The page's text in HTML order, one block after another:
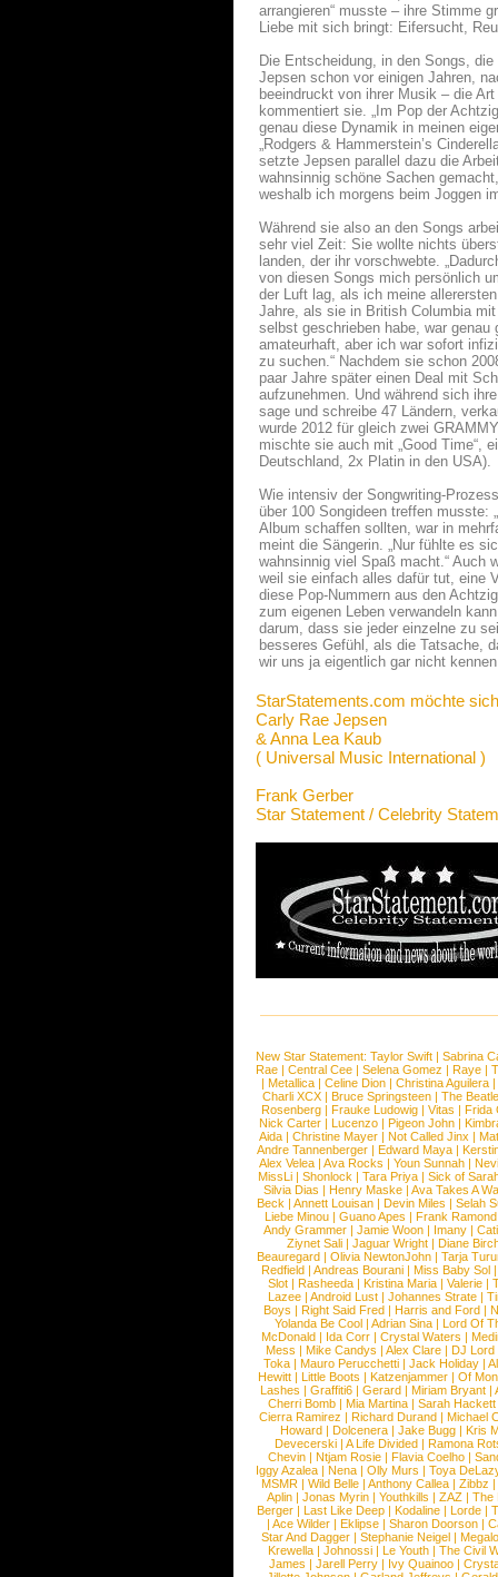
arrangieren“ musste – ihre Stimme
Liebe mit sich bringt: Eifersucht,
Die Entscheidung, in den Songs,
Jepsen schon vor einigen Jahren,
beeindruckt von ihrer Musik – die
kommentiert sie. „Im Pop der
genau diese Dynamik in meinen
„Rodgers & Hammerstein’s
setzte Jepsen parallel dazu die
wahnsinnig schöne Sachen
weshalb ich morgens beim Joggen
Während sie also an den Songs
sehr viel Zeit: Sie wollte nichts
landen, der ihr vorschwebte.
von diesen Songs mich persönlich
der Luft lag, als ich meine
Jahre, als sie in British Columbia
selbst geschrieben habe, war
amateurhaft, aber ich war sofort
zu suchen.“ Nachdem sie schon
paar Jahre später einen Deal mit
aufzunehmen. Und während sich
sage und schreibe 47 Ländern,
wurde 2012 für gleich zwei
mischte sie auch mit „Good Time“,
Deutschland, 2x Platin in den USA).
Wie intensiv der Songwriting-
über 100 Songideen treffen musste:
Album schaffen sollten, war in
meint die Sängerin. „Nur fühlte es
wahnsinnig viel Spaß macht.“ Auch
weil sie einfach alles dafür tut, eine
diese Pop-Nummern aus den
zum eigenen Leben verwandeln
darum, dass sie jeder einzelne zu
besseres Gefühl, als die Tatsache,
wir uns ja eigentlich gar nicht
StarStatements.com möchte
Carly Rae Jepsen
& Anna Lea Kaub
( Universal Music International )
Frank Gerber
Star Statement / Celebrity
New Star Statement: Taylor Swift | Sabrina
Rae |Central Cee |Selena Gomez |Raye |
| Metallica | Celine Dion | Christina Aguilera |
Charli XCX |Bruce Springsteen |The
Rosenberg | Frauke Ludowig | Vitas | Frida
Nick Carter | Lucenzo | Pigeon John |
Aida |Christine Mayer |Not Called Jinx |
Andre Tannenberger | Edward Maya |
Alex Velea | Ava Rocks | Youn Sunnah |
MissLi | Shonlock | Tara Priya | Sick of
Silvia Dias |Henry Maske |Ava Takes A
Beck |Annett Louisan |Devin Miles |Selah
Liebe Minou |Guano Apes |Frank Ramond
Andy Grammer |Jamie Woon | Imany |
Ziynet Sali |Jaguar Wright |Diane
Beauregard |Olivia NewtonJohn |Tarja
Redfield | Andreas Bourani | Miss Baby Sol
Slot | Rasheeda | Kristina Maria | Valerie |
Lazee | Android Lust | Johannes Strate |
Boys | Right Said Fred | Harris and Ford |
Yolanda Be Cool |Adrian Sina |Lord Of
McDonald | Ida Corr |Crystal Waters |
Mess | Mike Candys | Alex Clare | DJ Lord
Toka | Mauro Perucchetti | Jack Holiday |
Hewitt |Little Boots |Katzenjammer |Of
Lashes |Graffiti6 |Gerard |Miriam Bryant |
Cherri Bomb | Mia Martina | Sarah Hackett
Cierra Ramirez | Richard Durand | Michael
Howard |Dolcenera |Jake Bugg |Kris
Devecerski |A Life Divided |Ramona
Chevin |Ntjam Rosie |Flavia Coelho |
Iggy Azalea | Nena | Olly Murs | Toya
MSMR |Wild Belle |Anthony Callea |Zibbz
Aplin | Jonas Myrin | Youthkills | ZAZ | The
Berger |Last Like Deep |Kodaline |Lorde |
|Ace Wilder |Eklipse |Sharon Doorson |
Star And Dagger | Stephanie Neigel |
Krewella | Johnossi | Le Youth | The Civil
James | Jarell Perry | Ivy Quainoo |